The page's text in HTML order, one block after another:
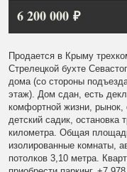
6 200 000 ₽
Продается в Крыму
Стрелецкой бухте
дома (со стороны
этаж). Дом сдан, есть
комфортной жизни, рынок,
детский садик, остановка
километра. Общая
изолированные комнаты,
потолков 3,10 метра.